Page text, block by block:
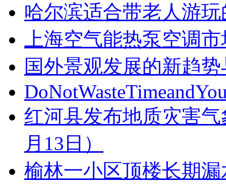
哈尔滨适合带老人游
上海空气能热泵空调
国外景观发展的新趋
红河县发布地质灾害
月13日）
榆林一小区顶楼长期